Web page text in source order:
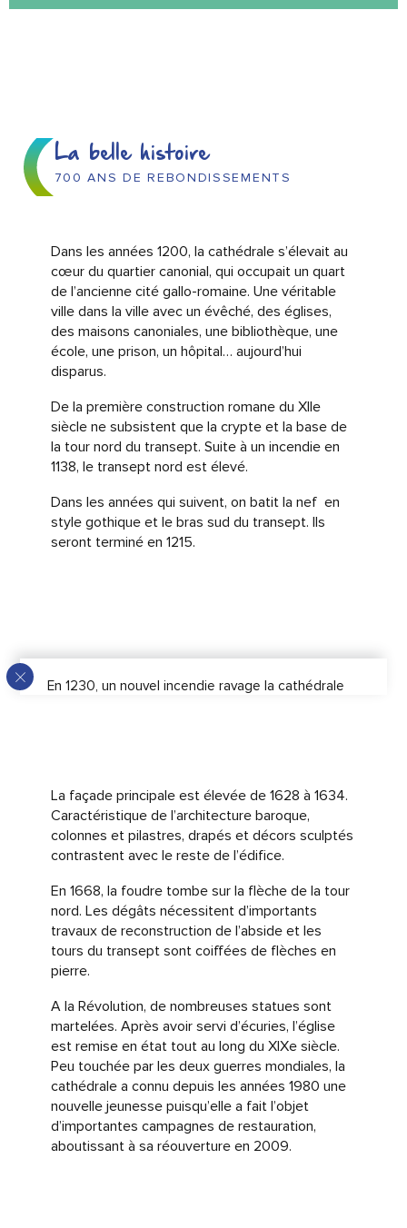
La belle histoire
700 ANS DE REBONDISSEMENTS
Dans les années 1200, la cathédrale s’élevait au
cœur du quartier canonial, qui occupait un quart
de l’ancienne cité gallo-romaine. Une véritable
ville dans la ville avec un évêché, des églises,
des maisons canoniales, une bibliothèque, une
école, une prison, un hôpital… aujourd’hui
disparus.
De la première construction romane du XIIe
siècle ne subsistent que la crypte et la base de
la tour nord du transept. Suite à un incendie en
1138, le transept nord est élevé.
Dans les années qui suivent, on batit la nef en
style gothique et le bras sud du transept. Ils
seront terminé en 1215.
En 1230, un nouvel incendie ravage la cathédrale
à trois chapelles rayonnantes. Au cours du XVème
siècle, la nef est à nouveau restaurée et quatre
travées sont ajoutées. En 1520, la tour nord est
coiffée d’une flèche de plus de 80 m de haut.
La façade principale est élevée de 1628 à 1634.
Caractéristique de l’architecture baroque,
colonnes et pilastres, drapés et décors sculptés
contrastent avec le reste de l’édifice.
En 1668, la foudre tombe sur la flèche de la tour
nord. Les dégâts nécessitent d’importants
travaux de reconstruction de l’abside et les
tours du transept sont coiffées de flèches en
pierre.
A la Révolution, de nombreuses statues sont
martelées. Après avoir servi d’écuries, l’église
est remise en état tout au long du XIXe siècle.
Peu touchée par les deux guerres mondiales, la
cathédrale a connu depuis les années 1980 une
nouvelle jeunesse puisqu’elle a fait l’objet
d’importantes campagnes de restauration,
aboutissant à sa réouverture en 2009.